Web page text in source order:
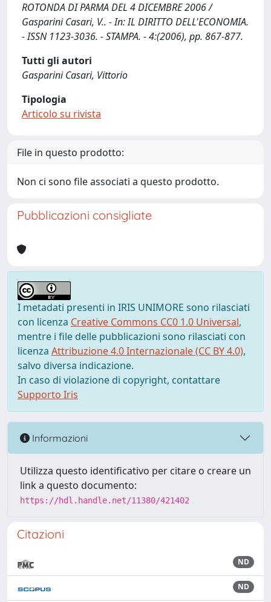
ROTONDA DI PARMA DEL 4 DICEMBRE 2006 /
Gasparini Casari, V.. - In: IL DIRITTO DELL'ECONOMIA.
- ISSN 1123-3036. - STAMPA. - 4:(2006), pp. 867-877.
Tutti gli autori
Gasparini Casari, Vittorio
Tipologia
Articolo su rivista
File in questo prodotto:
Non ci sono file associati a questo prodotto.
Pubblicazioni consigliate
I metadati presenti in IRIS UNIMORE sono rilasciati
con licenza Creative Commons CC0 1.0 Universal,
mentre i file delle pubblicazioni sono rilasciati con
licenza Attribuzione 4.0 Internazionale (CC BY 4.0),
salvo diversa indicazione.
In caso di violazione di copyright, contattare
Supporto Iris
Informazioni
Utilizza questo identificativo per citare o creare un
link a questo documento:
https://hdl.handle.net/11380/421402
Citazioni
ND
ND